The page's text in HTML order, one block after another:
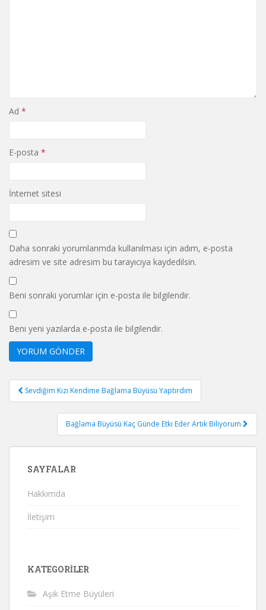
Ad *
E-posta *
İnternet sitesi
Daha sonraki yorumlarımda kullanılması için adım, e-posta
adresim ve site adresim bu tarayıcıya kaydedilsin.
Beni sonraki yorumlar için e-posta ile bilgilendir.
Beni yeni yazılarda e-posta ile bilgilendir.
Yazı
gezinmesi
Sevdiğim Kızı Kendime Bağlama Büyüsü Yaptırdım
Bağlama Büyüsü Kaç Günde Etki Eder Artık Biliyorum
SAYFALAR
Hakkımda
İletişim
KATEGORILER
Aşık Etme Büyüleri